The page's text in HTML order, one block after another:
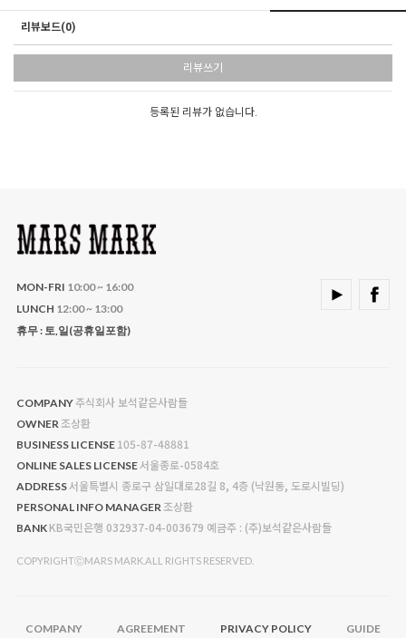
리뷰보드(0)
리뷰쓰기
등록된 리뷰가 없습니다.
MON-FRI 10:00 ~ 16:00
LUNCH 12:00 ~ 13:00
휴무 : 토,일(공휴일포함)
COMPANY 주식회사 보석같은사람들
OWNER 조상환
BUSINESS LICENSE 105-87-48881
ONLINE SALES LICENSE서울종로-0584호
ADDRESS서울특별시 종로구 삼일대로28길 8, 4층 (낙원동, 도로시빌딩)
PERSONAL INFO MANAGER 조상환
BANK KB국민은행 032937-04-003679 예금주 : (주)보석같은사람들
COPYRIGHTⓒMARS MARK.ALL RIGHTS RESERVED.
COMPANY AGREEMENT PRIVACY POLICY GUIDE